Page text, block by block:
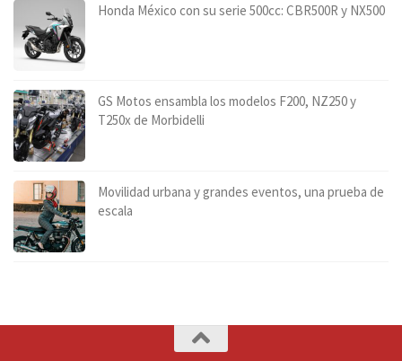
Honda México con su serie 500cc: CBR500R y NX500
GS Motos ensambla los modelos F200, NZ250 y
T250x de Morbidelli
Movilidad urbana y grandes eventos, una prueba de
escala